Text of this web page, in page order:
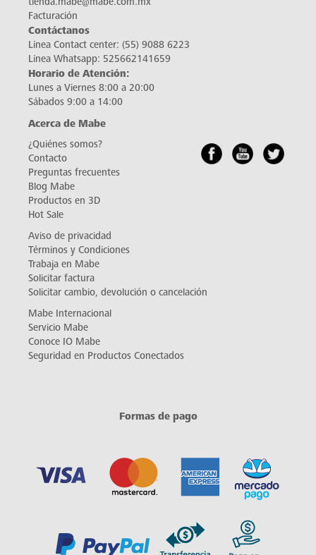
Facturación
Contáctanos
Línea Contact center: (55) 9088 6223
Línea Whatsapp: 525662141659
Horario de Atención:
Lunes a Viernes 8:00 a 20:00
Sábados 9:00 a 14:00
Acerca de Mabe
¿Quiénes somos?
Contacto
Preguntas frecuentes
Blog Mabe
Productos en 3D
Hot Sale
Aviso de privacidad
Términos y Condiciones
Trabaja en Mabe
Solicitar factura
Solicitar cambio, devolución o cancelación
Mabe Internacional
Servicio Mabe
Conoce IO Mabe
Seguridad en Productos Conectados
Formas de pago